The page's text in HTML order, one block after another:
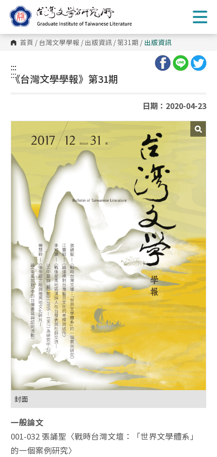
到
主
內
容 首頁 / 台灣文學學報 / 出版資訊 / 第31期 / 出版資訊
:::
:::
《台灣文學學報》第31期
日期：2020-04-23
封面
一般論文
001-032 張誦聖〈戰時台灣文壇：「世界文學體系」
的一個案例研究〉